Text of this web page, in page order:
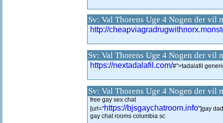
Sv: Val Thorens Uge 4 Nogen der vil
http://
Sv: Val Thorens Uge 4 Nogen der vil
https://nextadalafil.com/#">tadalafil
Sv: Val Thorens Uge 4 Nogen der vil
free gay sex chat
[url="https://bjsgaychatroom.info"]gay
gay chat rooms columbia sc